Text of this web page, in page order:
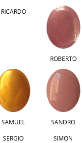
RICARDO
ROBERTO
SAMUEL SANDRO
SERGIO SIMON